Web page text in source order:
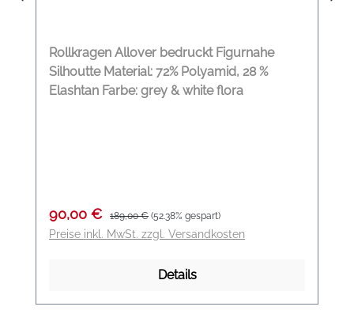
Rollkragen Allover bedruckt Figurnahe
Silhoutte Material: 72% Polyamid, 28 %
Elashtan Farbe: grey & white flora
Verkaufspreis:
90,00 € Regulärer Preis:
189,00 € (52.38% gespart)
Preise inkl. MwSt. zzgl. Versandkosten
Details